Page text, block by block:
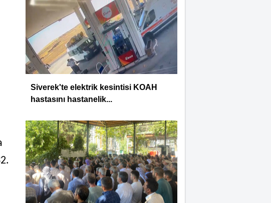
Siverek'te elektrik kesintisi KOAH
hastasını hastanelik...